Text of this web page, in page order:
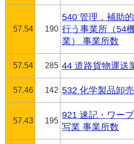
57.54 190
540 管理，補助
行う事業所（54
業） 事業所数
57.54 285 44 道路貨物運送
57.46 142 532 化学製品卸
57.43 195
921 速記・ワー
写業 事業所数